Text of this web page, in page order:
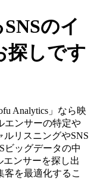
のイ
探しです
Analytics」なら映
エンサーの特定や
リスニングやSNS
ビッグデータの中
ンサーを探し出
客を最適化するこ